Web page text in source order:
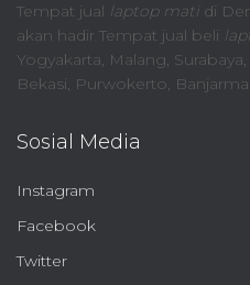
Tempat jual laptop matidi
akan hadir Tempat jual beli
Yogyakarta, Malang,
Bekasi, Purwokerto,
Sosial Media
Instagram
Facebook
Twitter